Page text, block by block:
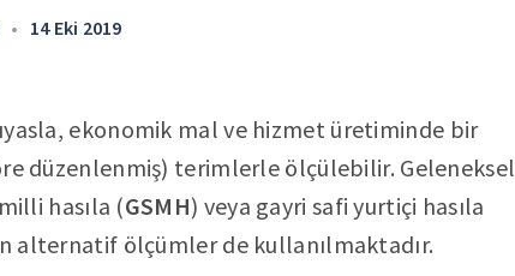
• 14 Eki 2019
ekonomik mal ve hizmet üretiminde bir
düzenlenmiş) terimlerle ölçülebilir. Geleneksel
hasıla (GSMH) veya gayri safi yurtiçi hasıla
alternatif ölçümler de kullanılmaktadır.